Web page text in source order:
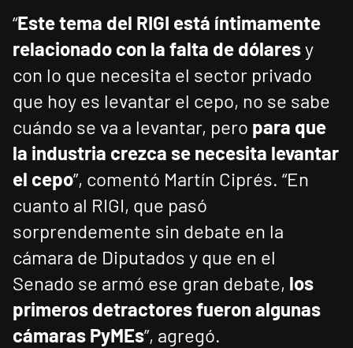
“Este tema del RIGI está íntimamente
relacionado con la falta de dólaresy
con lo que necesita el sector privado
que hoy es levantar el cepo, no se sabe
cuándo se va a levantar, pero para que
la industria crezca se necesita levantar
el cepo”, comentó Martín Ciprés. “En
cuanto al RIGI, que pasó
sorprendemente sin debate en la
cámara de Diputados y que en el
Senado se armó ese gran debate, los
primeros detractores fueron algunas
cámaras PyMEs”, agregó.